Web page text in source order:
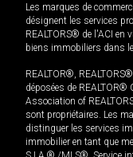
Les marques de
désignent les services
REALTORS® de l'ACI en
biens immobiliers dans
REALTOR®,
déposées de REALTOR®
Association of
sont propriétaires. Les
distinguer les services
immobilier en tant que